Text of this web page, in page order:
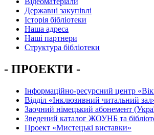
Державні закупівлі
Історія бібліотеки
Наша адреса
Наші партнери
Структура бібліотеки
- ПРОЕКТИ -
Інформаційно-ресурсний центр
Вiддiл «Інклюзивний читальний
Заочний німецький абонемент
Зведений каталог ЖОУНБ та
Проект «Мистецькі виставки»